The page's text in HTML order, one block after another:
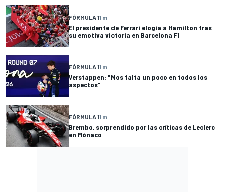
FÓRMULA 11 m
El presidente de Ferrari elogia a Hamilton tras
su emotiva victoria en Barcelona F1
FÓRMULA 11 m
Verstappen: "Nos falta un poco en todos los
aspectos"
FÓRMULA 11 m
Brembo, sorprendido por las críticas de Leclerc
en Mónaco